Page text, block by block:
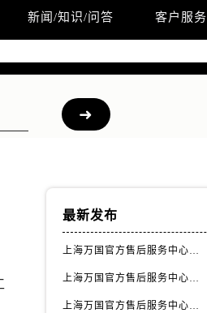
新闻/知识/问答 客户服务
最新发布
上海万国官方售后服务中心｜详细地址与售后电话权威信息公示（2026年6月最新）
上海万国官方售后服务中心｜最新电话及地址权威信息公示（2026年6月最新）
上海万国官方售后服务中心｜网点地址及热线权威信息公示（2026年6月最新）